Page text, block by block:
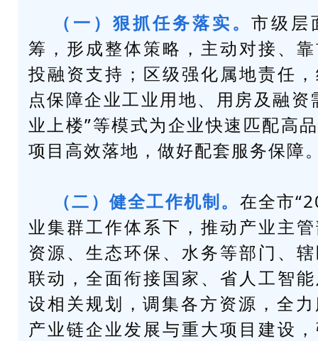
（一）狠抓任务落实。市级层
筹，形成整体策略，主动对接、
投融资支持；区级强化属地责任
点保障企业工业用地、用房及融资
业上楼”等模式为企业快速匹配高
项目高效落地，做好配套服务保障
（二）健全工作机制。 在全市
业集群工作体系下，推动产业主
资源、生态环保、水务等部门、
联动，全面衔接国家、省人工智
设相关规划，调集各方资源，全
产业链企业发展与重大项目建设